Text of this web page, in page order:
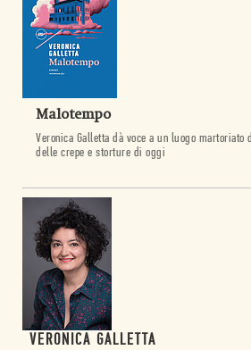
Malotempo
Veronica Galletta dà voce a un luogo martoriato
delle crepe e storture di oggi
VERONICA GALLETTA